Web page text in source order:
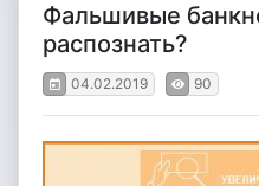
Фальшивые
распознать?
04.02.2019 90